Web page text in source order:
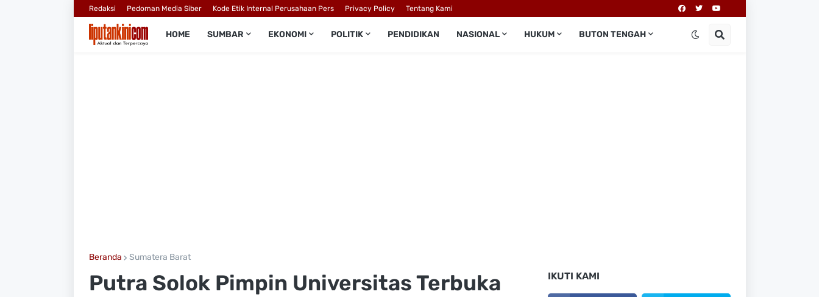
Redaksi Pedoman Media Siber Kode Etik Internal Perusahaan Pers Privacy Policy Tentang Kami
HOME SUMBAR EKONOMI POLITIK PENDIDIKAN NASIONAL HUKUM BUTON TENGAH
Beranda Sumatera Barat
Putra Solok Pimpin Universitas Terbuka
IKUTI KAMI